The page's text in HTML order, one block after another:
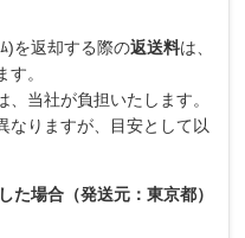
)を返却する際の返送料は、
。
当社が負担いたします。
なりますが、目安として以
た場合（発送元：東京都）